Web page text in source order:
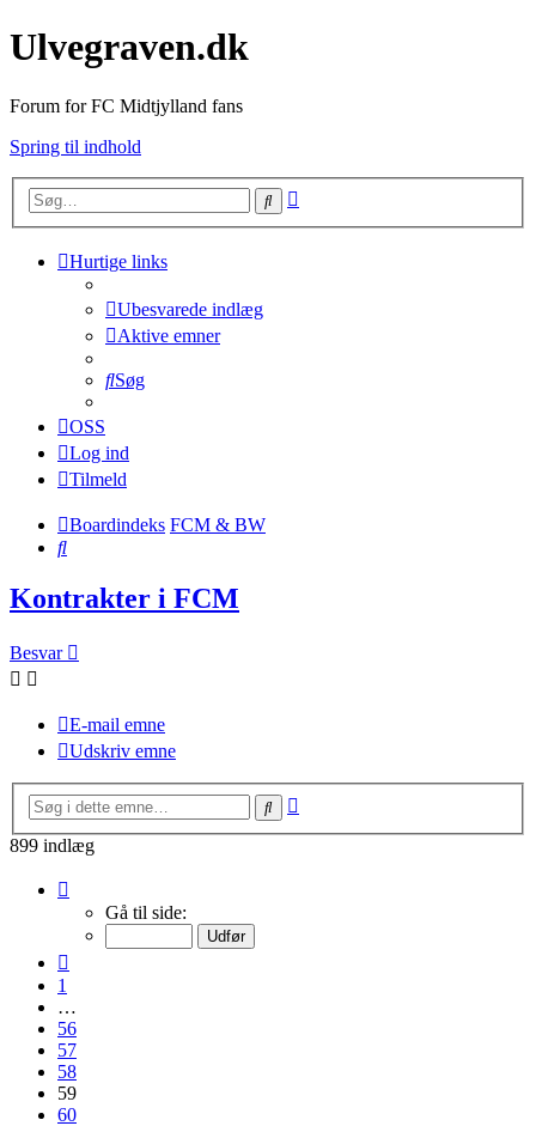
Ulvegraven.dk
Forum for FC Midtjylland fans
Spring til indhold
Søg
Hurtige links
Ubesvarede indlæg
Aktive emner
Søg
OSS
Log ind
Tilmeld
Boardindeks FCM & BW
Søg
Kontrakter i FCM
Besvar
E-mail emne
Udskriv emne
Søg
899 indlæg
59
Gå til side:
1
…
56
57
58
59
60